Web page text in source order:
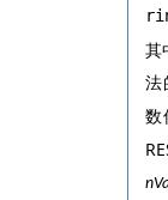
其
法
数